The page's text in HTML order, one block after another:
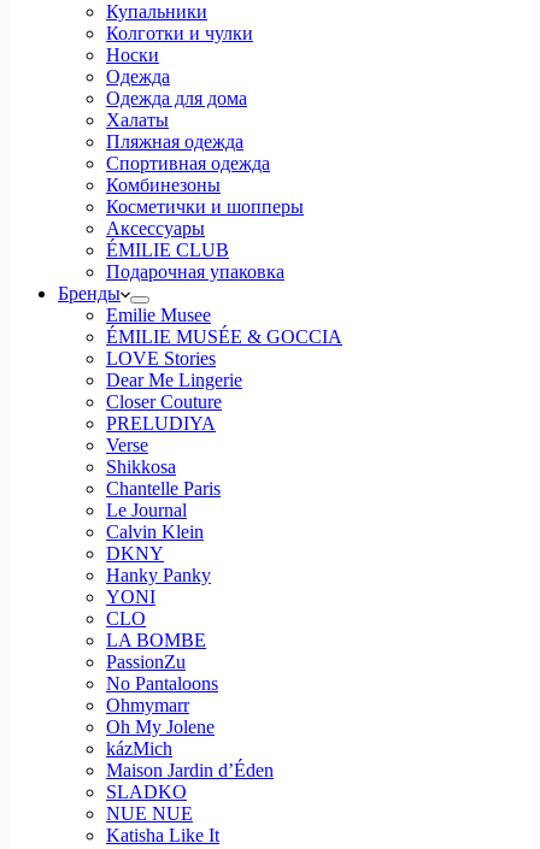
Купальники
Колготки и чулки
Носки
Одежда
Одежда для дома
Халаты
Пляжная одежда
Спортивная одежда
Комбинезоны
Косметички и шопперы
Аксессуары
ÉMILIE CLUB
Подарочная упаковка
Бренды
Emilie Musee
ÉMILIE MUSÉE & GOCCIA
LOVE Stories
Dear Me Lingerie
Closer Couture
PRELUDIYA
Verse
Shikkosa
Chantelle Paris
Le Journal
Calvin Klein
DKNY
Hanky Panky
YONI
CLO
LA BOMBE
PassionZu
No Pantaloons
Ohmymarr
Oh My Jolene
kázMich
Maison Jardin d’Éden
SLADKO
NUE NUE
Katisha Like It